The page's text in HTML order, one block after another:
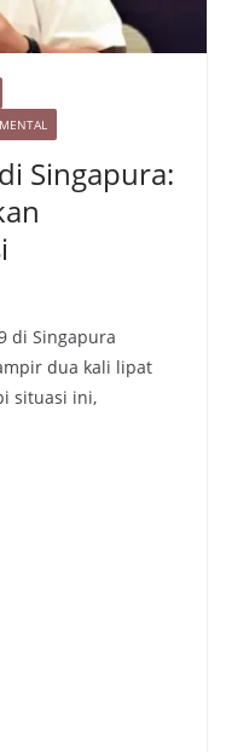
Singapura:
di Singapura
dua kali lipat
situasi ini,